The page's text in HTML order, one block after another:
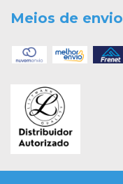
Meios de envio